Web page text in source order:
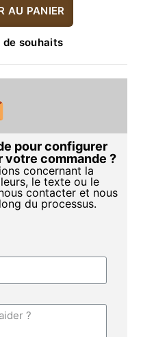
AU PANIER
souhaits
pour configurer
commande ?
concernant la
le texte ou le
contacter et nous
du processus.